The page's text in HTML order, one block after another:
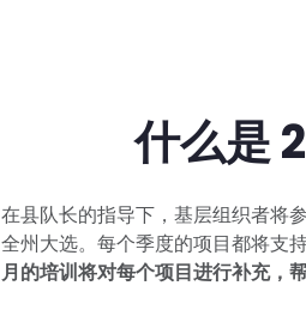
什么是
在县队长的指导下，基层组织者将
全州大选。每个季度的项目都将支
月的培训将对每个项目进行补充，